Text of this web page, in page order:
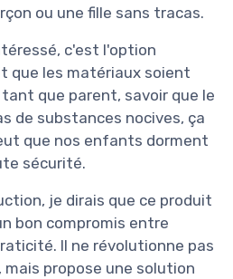
ou une fille sans tracas.
c'est l'option
que les matériaux soient
que parent, savoir que le
de substances nocives, ça
que nos enfants dorment
sécurité.
je dirais que ce produit
bon compromis entre
Il ne révolutionne pas
propose une solution